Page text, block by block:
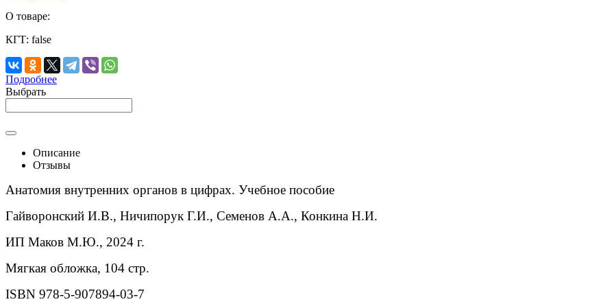
О товаре:
КГТ: false
Подробнее
Выбрать
Описание
Отзывы
Анатомия внутренних органов в цифрах. Учебное пособие
Гайворонский И.В., Ничипорук Г.И., Семенов А.А., Конкина Н.И.
ИП Маков М.Ю., 2024 г.
Мягкая обложка, 104 стр.
ISBN 978-5-907894-03-7